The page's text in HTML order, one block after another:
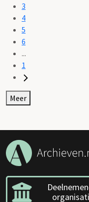
3
4
5
6
...
1
Meer